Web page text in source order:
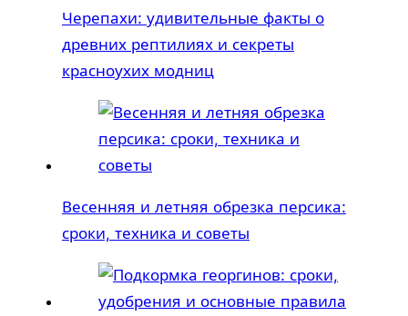
Черепахи: удивительные факты о
древних рептилиях и секреты
красноухих модниц
Весенняя и летняя обрезка персика:
сроки, техника и советы